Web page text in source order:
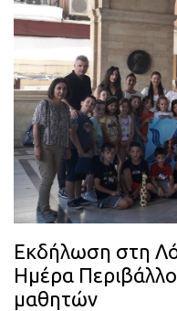
Εκδήλωση στη
Ημέρα
μαθητών